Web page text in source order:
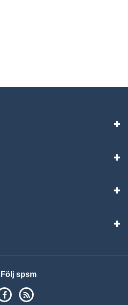
Följ spsm
SPSM på Facebook